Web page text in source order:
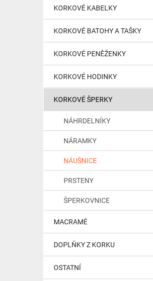
KORKOVÉ KABELKY
KORKOVÉ BATOHY A TAŠKY
KORKOVÉ PENĚŽENKY
KORKOVÉ HODINKY
KORKOVÉ ŠPERKY
NÁHRDELNÍKY
NÁRAMKY
NÁUŠNICE
PRSTENY
ŠPERKOVNICE
MACRAMÉ
DOPLŇKY Z KORKU
OSTATNÍ